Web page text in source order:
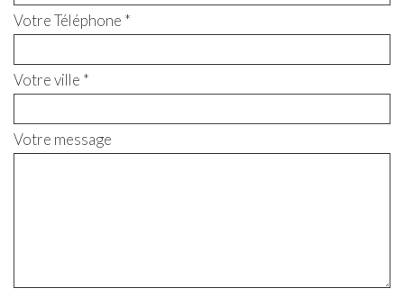
Votre Téléphone *
Votre ville *
Votre message